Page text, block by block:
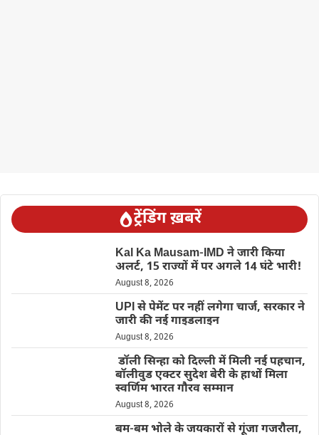
ट्रेंडिंग ख़बरें
Kal Ka Mausam-IMD ने जारी किया
अलर्ट, 15 राज्यों में पर अगले 14 घंटे भारी!
August 8, 2026
UPI से पेमेंट पर नहीं लगेगा चार्ज, सरकार ने
जारी की नई गाइडलाइन
August 8, 2026
डॉली सिन्हा को दिल्ली में मिली नई पहचान,
बॉलीवुड एक्टर सुदेश बेरी के हाथों मिला
स्वर्णिम भारत गौरव सम्मान
August 8, 2026
बम-बम भोले के जयकारों से गूंजा गजरौला,